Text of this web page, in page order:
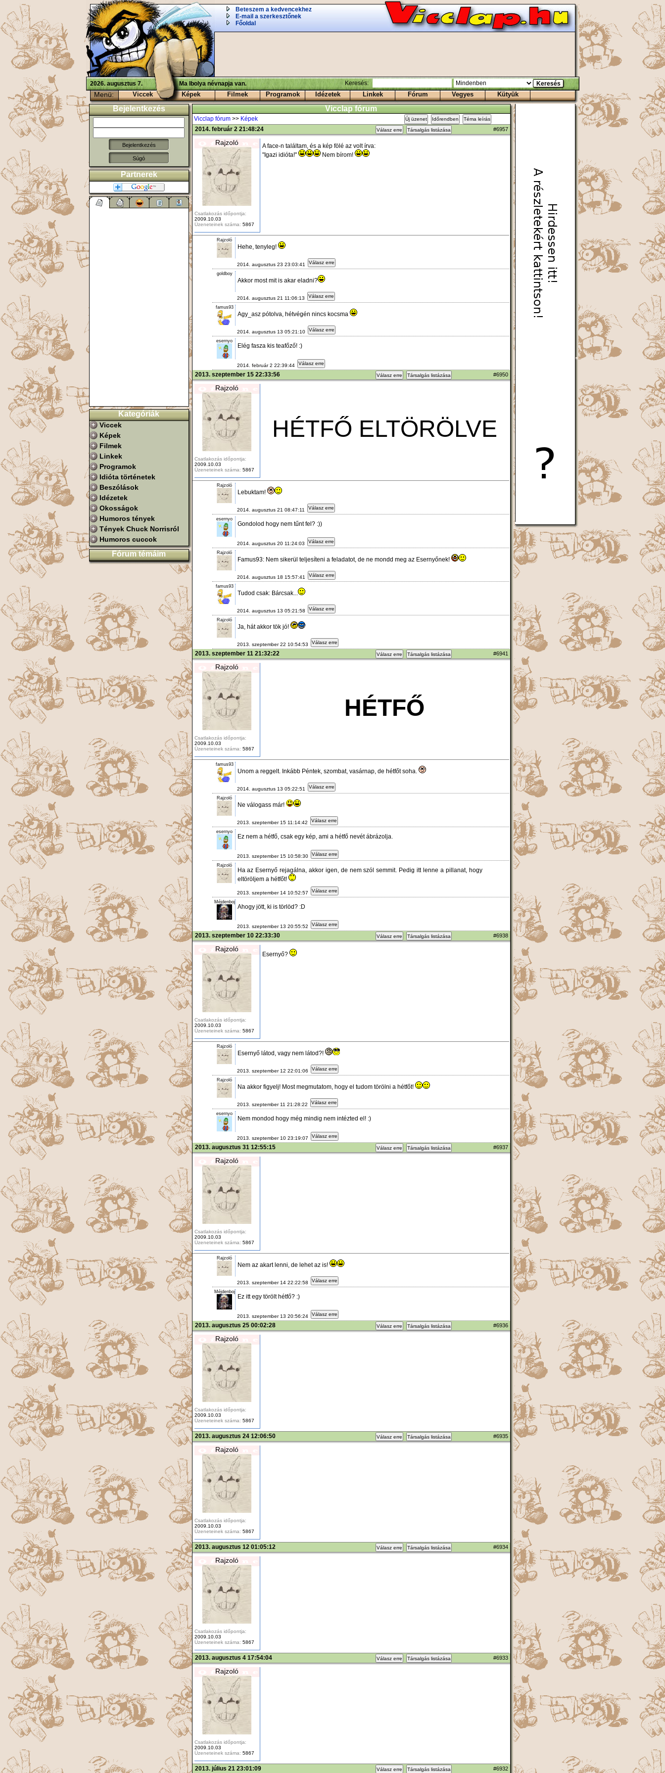
Beteszem a kedvencekhez
E-mail a szerkesztőnek
Főoldal
2026. augusztus 7. Ma Ibolya névnapja van. Keresés:
Menü: Viccek Képek Filmek Programok Idézetek Linkek Fórum Vegyes Kütyük
Bejelentkezés
Súgó
Partnerek
Kategóriák
Viccek
Képek
Filmek
Linkek
Programok
Idióta történetek
Beszólások
Idézetek
Okosságok
Humoros tények
Tények Chuck Norrisról
Humoros cuccok
Fórum témáim
Vicclap fórum
Vicclap fórum>> Képek Új üzenet Időrendben Téma leírás
2014. február 2 21:48:24 Válasz erre Társalgás listázása #6957
Rajzoló
Csatlakozás időpontja:
2009.10.03
Üzeneteinek száma: 5867
A face-n találtam, és a kép fölé az volt írva:
"Igazi idióta!"
Nem bírom!
Rajzoló
Hehe, tenyleg!
2014. augusztus 23 23:03:41 Válasz erre
goldboy
Akkor most mit is akar eladni?
2014. augusztus 21 11:06:13 Válasz erre
famus93
Agy_asz pótolva, hétvégén nincs kocsma
2014. augusztus 13 05:21:10 Válasz erre
esernyo
Elég fasza kis teafőző! :)
2014. február 2 22:39:44 Válasz erre
2013. szeptember 15 22:33:56 Válasz erre Társalgás listázása #6950
Rajzoló
Csatlakozás időpontja:
2009.10.03
Üzeneteinek száma: 5867
HÉTFŐ ELTÖRÖLVE
Rajzoló
Lebuktam!
2014. augusztus 21 08:47:11 Válasz erre
esernyo
Gondolod hogy nem tűnt fel? :))
2014. augusztus 20 11:24:03 Válasz erre
Rajzoló
Famus93: Nem sikerül teljesíteni a feladatot, de ne mondd meg az Esernyőnek!
2014. augusztus 18 15:57:41 Válasz erre
famus93
Tudod csak: Bárcsak...
2014. augusztus 13 05:21:58 Válasz erre
Rajzoló
Ja, hát akkor tök jó!
2013. szeptember 22 10:54:53 Válasz erre
2013. szeptember 11 21:32:22 Válasz erre Társalgás listázása #6941
Rajzoló
Csatlakozás időpontja:
2009.10.03
Üzeneteinek száma: 5867
HÉTFŐ
famus93
Unom a reggelt. Inkább Péntek, szombat, vasárnap, de hétfőt soha.
2014. augusztus 13 05:22:51 Válasz erre
Rajzoló
Ne válogass már!
2013. szeptember 15 11:14:42 Válasz erre
esernyo
Ez nem a hétfő, csak egy kép, ami a hétfő nevét ábrázolja.
2013. szeptember 15 10:58:30 Válasz erre
Rajzoló
Ha az Esernyő rejagálna, akkor igen, de nem szól semmit. Pedig itt lenne a pillanat, hogy
eltöröljem a hétfőt!
2013. szeptember 14 10:52:57 Válasz erre
Méjdenboj
Ahogy jött, ki is törlöd? :D
2013. szeptember 13 20:55:52 Válasz erre
2013. szeptember 10 22:33:30 Válasz erre Társalgás listázása #6938
Rajzoló
Csatlakozás időpontja:
2009.10.03
Üzeneteinek száma: 5867
Esernyő?
Rajzoló
Esernyő látod, vagy nem látod?!
2013. szeptember 12 22:01:06 Válasz erre
Rajzoló
Na akkor figyelj! Most megmutatom, hogy el tudom törölni a hétfőt!
2013. szeptember 11 21:28:22 Válasz erre
esernyo
Nem mondod hogy még mindig nem intézted el! :)
2013. szeptember 10 23:19:07 Válasz erre
2013. augusztus 31 12:55:15 Válasz erre Társalgás listázása #6937
Rajzoló
Csatlakozás időpontja:
2009.10.03
Üzeneteinek száma: 5867
Rajzoló
Nem az akart lenni, de lehet az is!
2013. szeptember 14 22:22:58 Válasz erre
Méjdenboj
Ez itt egy törölt hétfő? :)
2013. szeptember 13 20:56:24 Válasz erre
2013. augusztus 25 00:02:28 Válasz erre Társalgás listázása #6936
Rajzoló
Csatlakozás időpontja:
2009.10.03
Üzeneteinek száma: 5867
2013. augusztus 24 12:06:50 Válasz erre Társalgás listázása #6935
Rajzoló
Csatlakozás időpontja:
2009.10.03
Üzeneteinek száma: 5867
2013. augusztus 12 01:05:12 Válasz erre Társalgás listázása #6934
Rajzoló
Csatlakozás időpontja:
2009.10.03
Üzeneteinek száma: 5867
2013. augusztus 4 17:54:04 Válasz erre Társalgás listázása #6933
Rajzoló
Csatlakozás időpontja:
2009.10.03
Üzeneteinek száma: 5867
2013. július 21 23:01:09 Válasz erre Társalgás listázása #6932